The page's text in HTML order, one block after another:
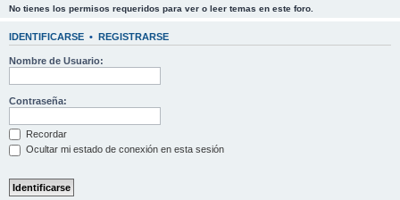
No tienes los permisos requeridos para ver o leer temas en este foro.
IDENTIFICARSE • REGISTRARSE
Nombre de Usuario:
Contraseña:
Recordar
Ocultar mi estado de conexión en esta sesión